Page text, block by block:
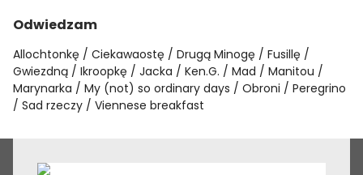
Odwiedzam
Allochtonkę Ciekawaostę Drugą Minogę
Fusillę
Gwiezdną
Ikroopkę Jacka Ken.G. Mad
Manitou
Marynarka
My (not) so ordinary days Obroni
Peregrino
Sad rzeczy
Viennese breakfast